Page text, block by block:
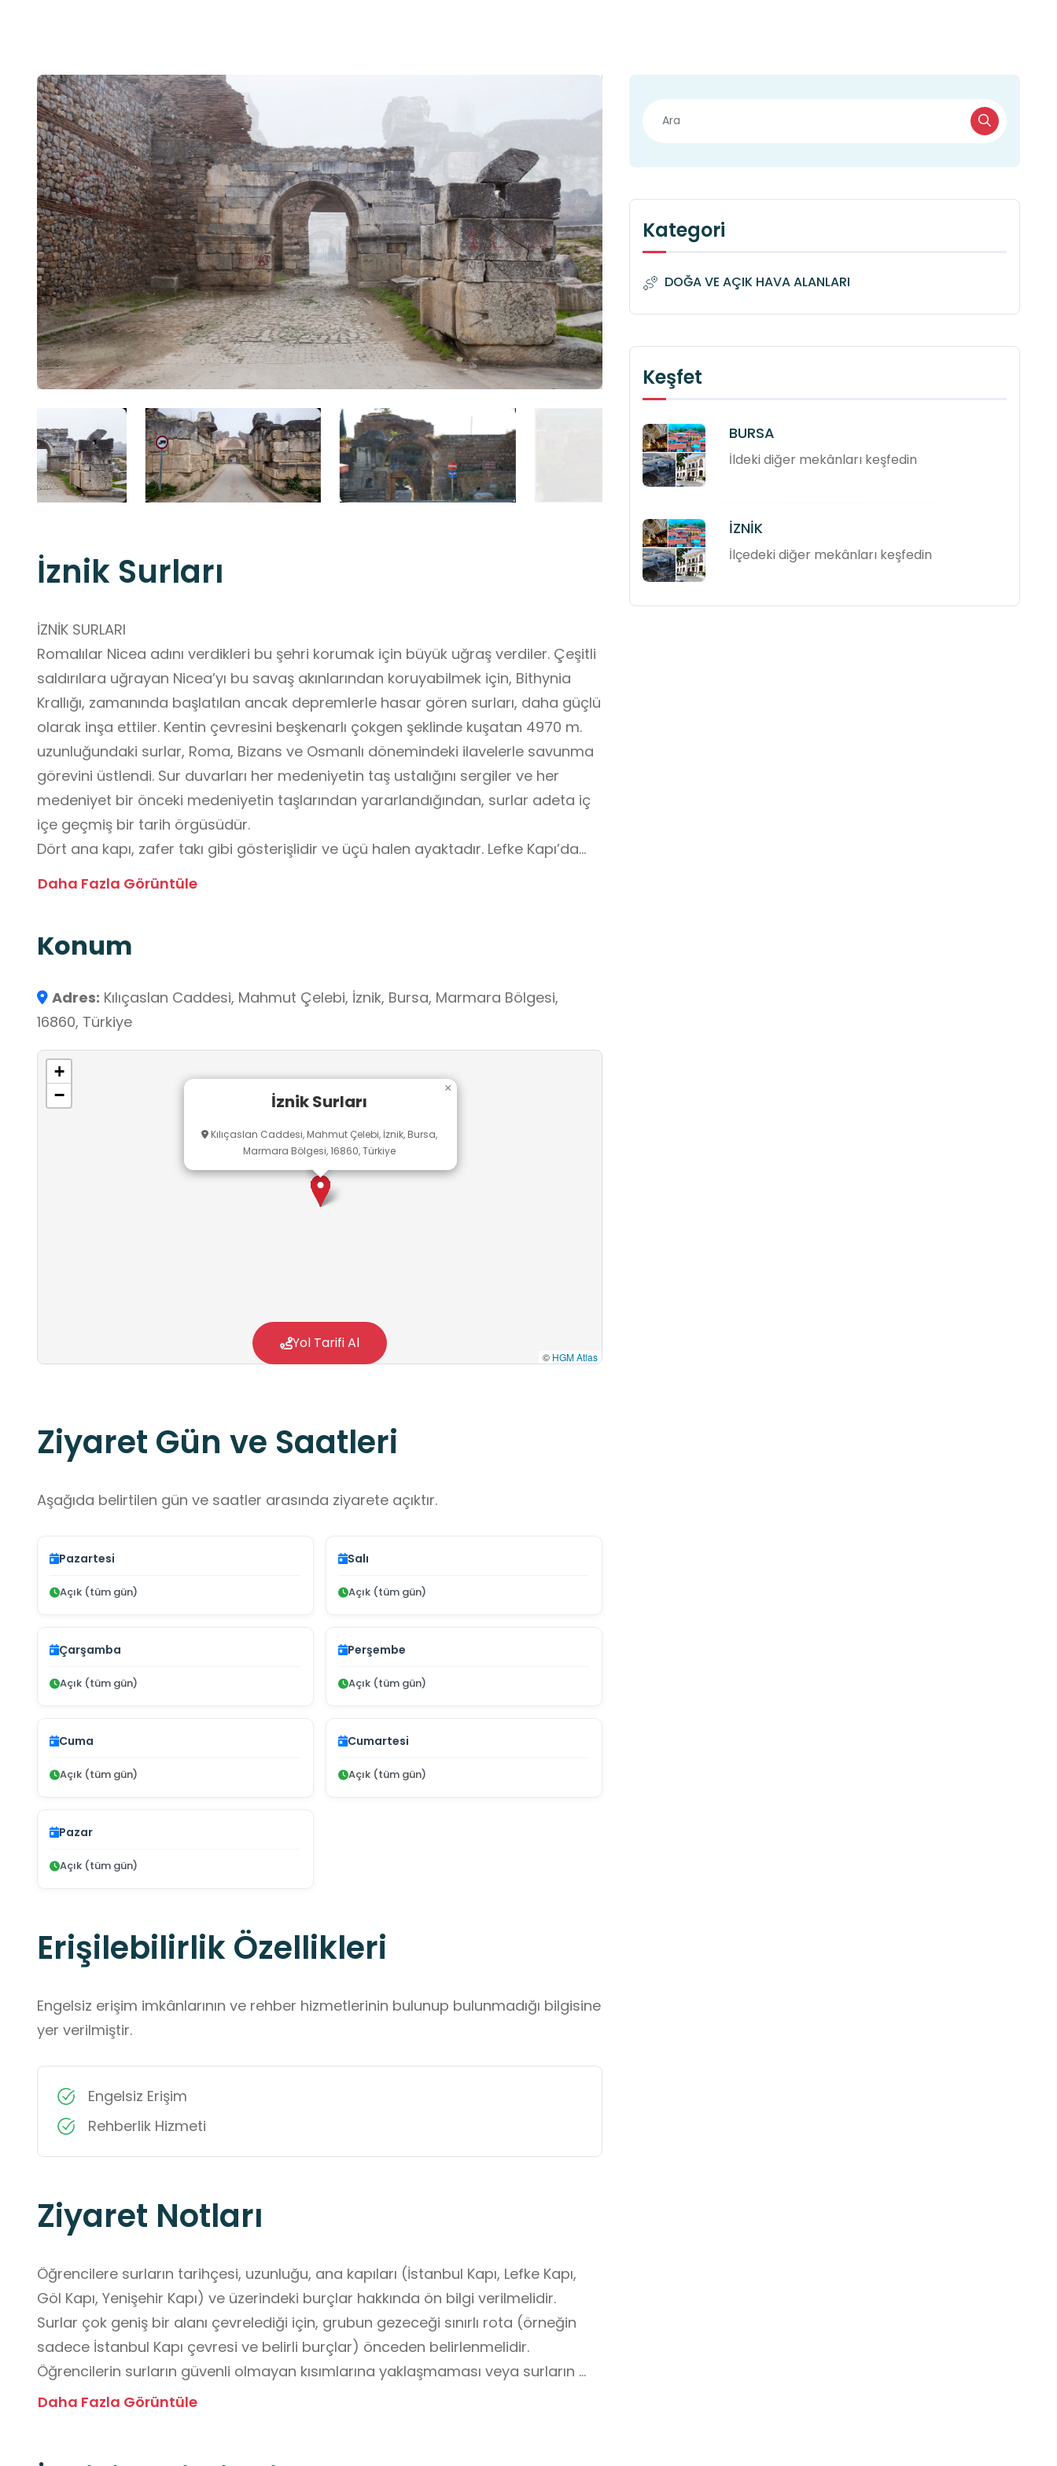
İznik Surları
İZNİK SURLARI
Romalılar Nicea adını verdikleri bu şehri korumak için büyük uğraş verdiler. Çeşitli
saldırılara uğrayan Nicea’yı bu savaş akınlarından koruyabilmek için, Bithynia
Krallığı, zamanında başlatılan ancak depremlerle hasar gören surları, daha güçlü
olarak inşa ettiler. Kentin çevresini beşkenarlı çokgen şeklinde kuşatan 4970 m.
uzunluğundaki surlar, Roma, Bizans ve Osmanlı dönemindeki ilavelerle savunma
görevini üstlendi. Sur duvarları her medeniyetin taş ustalığını sergiler ve her
medeniyet bir önceki medeniyetin taşlarından yararlandığından, surlar adeta iç
içe geçmiş bir tarih örgüsüdür.
Dört ana kapı, zafer takı gibi gösterişlidir ve üçü halen ayaktadır. Lefke Kapı’da
ayaktadır. Göl Kapı ise tamamen yıkılmıştır.
savaş ve savunma stratejilerinin de inceliklerini anlatır.
Daha Fazla Görüntüle
Konum
Adres: Kılıçaslan Caddesi, Mahmut Çelebi, İznik, Bursa, Marmara Bölgesi,
16860, Türkiye
İznik Surları
Kılıçaslan Caddesi, Mahmut Çelebi, İznik, Bursa,
Marmara Bölgesi, 16860, Türkiye
×
+
−
© HGM Atlas
Yol Tarifi Al
Ziyaret Gün ve Saatleri
Aşağıda belirtilen gün ve saatler arasında ziyarete açıktır.
Pazartesi
Açık (tüm gün)
Salı
Açık (tüm gün)
Çarşamba
Açık (tüm gün)
Perşembe
Açık (tüm gün)
Cuma
Açık (tüm gün)
Cumartesi
Açık (tüm gün)
Pazar
Açık (tüm gün)
Erişilebilirlik Özellikleri
Engelsiz erişim imkânlarının ve rehber hizmetlerinin bulunup bulunmadığı bilgisine
yer verilmiştir.
Engelsiz Erişim
Rehberlik Hizmeti
Ziyaret Notları
Öğrencilere surların tarihçesi, uzunluğu, ana kapıları (İstanbul Kapı, Lefke Kapı,
Göl Kapı, Yenişehir Kapı) ve üzerindeki burçlar hakkında ön bilgi verilmelidir.
Surlar çok geniş bir alanı çevrelediği için, grubun gezeceği sınırlı rota (örneğin
sadece İstanbul Kapı çevresi ve belirli burçlar) önceden belirlenmelidir.
Öğrencilerin surların güvenli olmayan kısımlarına yaklaşmaması veya surların
dışına çıkmaması için net sınırlar çizilmelidir.
Daha Fazla Görüntüle
Kategori
DOĞA VE AÇIK HAVA ALANLARI
Keşfet
BURSA
İldeki diğer mekânları keşfedin
İZNİK
İlçedeki diğer mekânları keşfedin